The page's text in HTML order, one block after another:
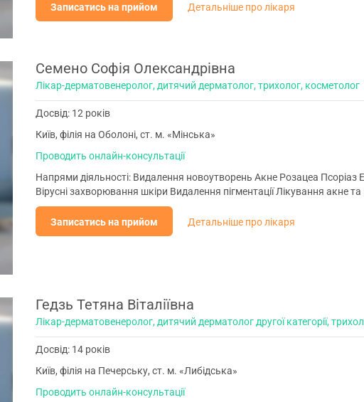
Записатись на прийом Детальніше про лікаря
Семено Софія Олександрівна
Лікар-дерматовенеролог, дитячий дерматолог, трихолог, косметолог
Досвід: 12 років
Київ, філія на Оболоні, ст. м. «Мінська»
Проводить онлайн-консультації
Напрями діяльності: Видалення новоутворень Акне Розацеа
Вірусні захворювання шкіри Видалення пігментації Лікування акне
Записатись на прийом Детальніше про лікаря
Гедзь Тетяна Віталіївна
Лікар-дерматовенеролог, дитячий дерматолог другої категорії,
Досвід: 14 років
Київ, філія на Печерську, ст. м. «Либідська»
Проводить онлайн-консультації